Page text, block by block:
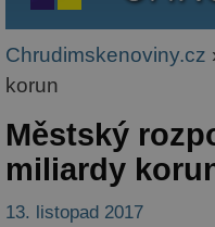
Chrudimskenoviny.cz
korun
Městský
miliardy
13. listopad 2017